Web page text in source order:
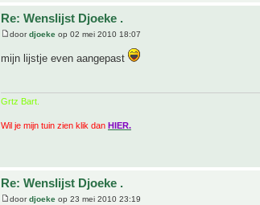
Re: Wenslijst Djoeke .
doordjoeke op 02 mei 2010 18:07
mijn lijstje even aangepast
Grtz Bart.
Wil je mijn tuin zien klik dan HIER.
Re: Wenslijst Djoeke .
doordjoeke op 23 mei 2010 23:19